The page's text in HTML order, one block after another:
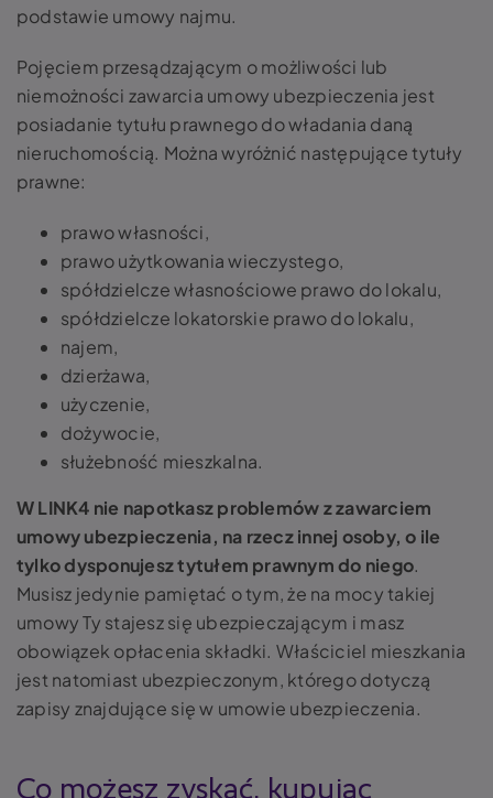
podstawie umowy najmu.
Pojęciem przesądzającym o możliwości lub
niemożności zawarcia umowy ubezpieczenia jest
posiadanie tytułu prawnego do władania daną
nieruchomością. Można wyróżnić następujące tytuły
prawne:
prawo własności,
prawo użytkowania wieczystego,
spółdzielcze własnościowe prawo do lokalu,
spółdzielcze lokatorskie prawo do lokalu,
najem,
dzierżawa,
użyczenie,
dożywocie,
służebność mieszkalna.
W LINK4 nie napotkasz problemów z zawarciem
umowy ubezpieczenia, na rzecz innej osoby, o ile
tylko dysponujesz tytułem prawnym do niego.
Musisz jedynie pamiętać o tym, że na mocy takiej
umowy Ty stajesz się ubezpieczającym i masz
obowiązek opłacenia składki. Właściciel mieszkania
jest natomiast ubezpieczonym, którego dotyczą
zapisy znajdujące się w umowie ubezpieczenia.
Co możesz zyskać, kupując